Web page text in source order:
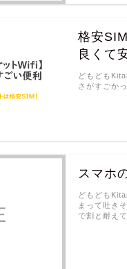
格安
良くて
どもども
さがすごか
スマホ
どもども
まって吐き
で割と耐え